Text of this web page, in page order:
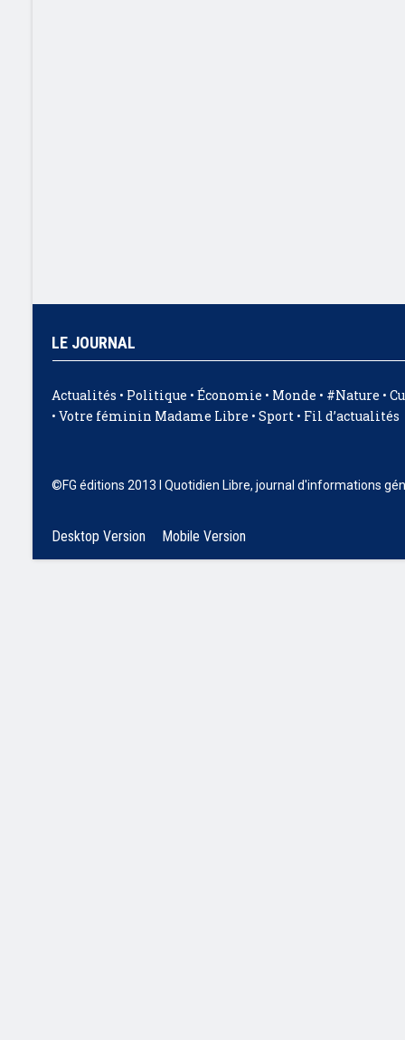
LE JOURNAL
Actualités • Politique •Économie • Monde • #Nature •
•Votre féminin Madame Libre •Sport • Fil d’actualités
©FG éditions 2013 I Quotidien Libre, journal d'informations
Desktop Version Mobile Version